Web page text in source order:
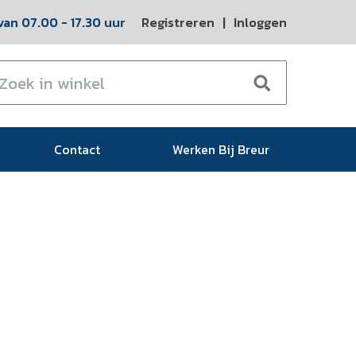
07.00 - 17.30 uur Registreren | Inloggen
Contact Werken Bij Breur